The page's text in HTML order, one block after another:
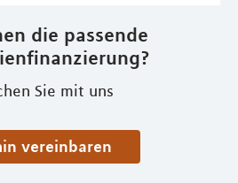
die passende
Sie mit uns
vereinbaren